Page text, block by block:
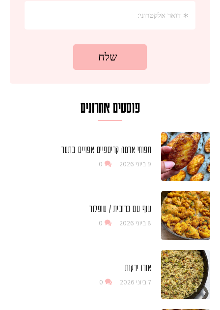
פוסטים אחרונים
תפוחי אדמה קריספיים אפויים בתנור
9 ביוני 2026 0
עוף עם כרובית / שופלור
8 ביוני 2026 0
אורז ירקות
7 ביוני 2026 0